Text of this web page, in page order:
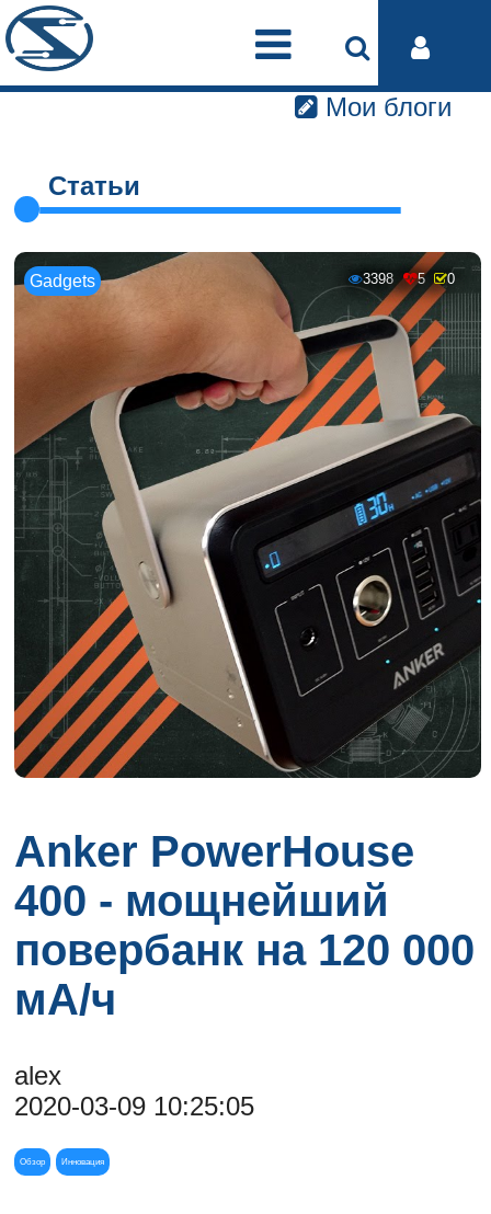
Мои блоги
Статьи
Gadgets 3398 5 0
Anker PowerHouse
400 - мощнейший
повербанк на 120 000
мА/ч
alex
2020-03-09 10:25:05
Обзор Инновация